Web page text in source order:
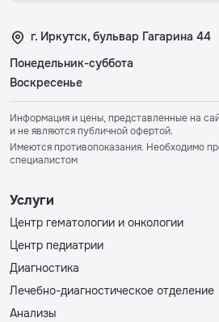
г. Иркутск, бульвар Гагарина 44
Понедельник-суббота
Воскресенье
Информация и цены, представленные на
и не являются публичной офертой.
Имеются противопоказания. Необходимо
специалистом
Услуги
Центр гематологии и онкологии
Центр педиатрии
Диагностика
Лечебно-диагностическое отделение
Анализы